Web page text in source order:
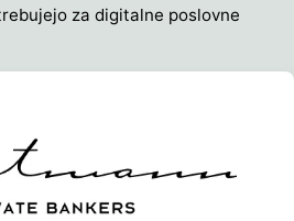
za digitalne poslovne